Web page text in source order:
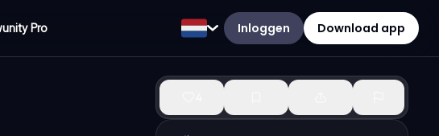
Pro Inloggen Download app